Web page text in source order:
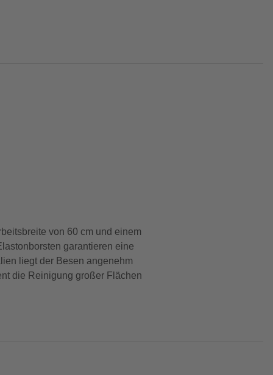
von 60 cm und einem
garantieren eine
liegt der Besen angenehm
die Reinigung großer Flächen